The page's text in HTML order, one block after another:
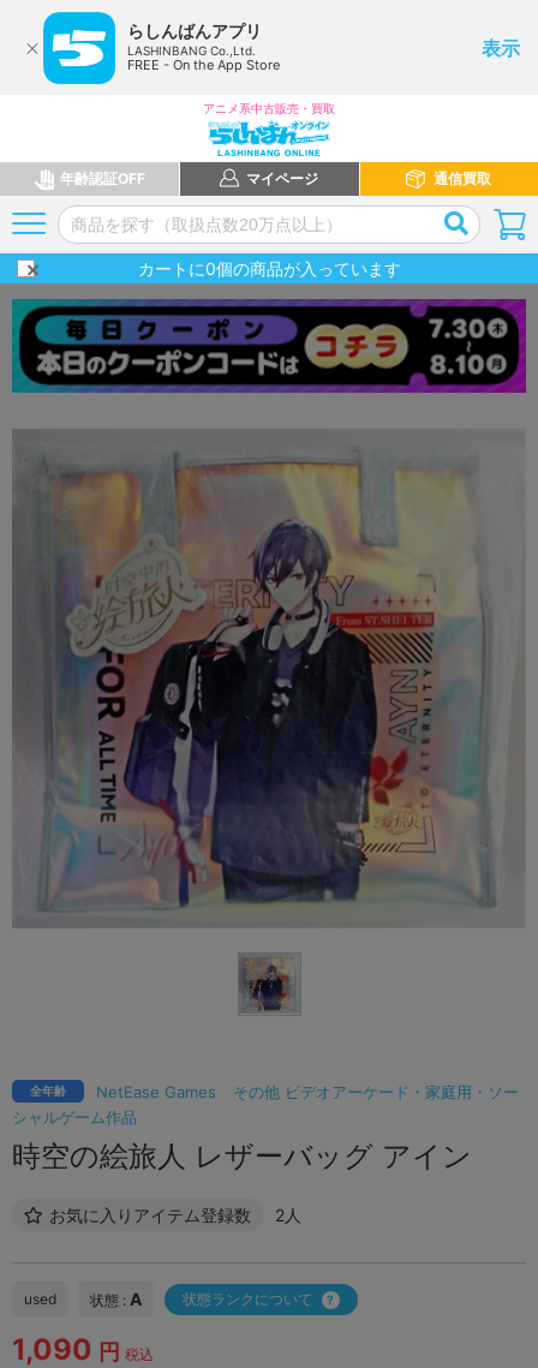
らしんばんアプリ
LASHINBANG Co.,Ltd.
FREE - On the App Store
表示
アニメ系中古販売・買取
年齢認証OFF マイページ 通信買取
カートに0個の商品が入っています
NetEase Games
その他 ビデオアーケード・家庭用・ソー
シャルゲーム作品
全年齢
時空の絵旅人 レザーバッグ アイン
お気に入りアイテム登録数 2人
used 状態 : A 状態ランクについて
1,090 円 税込